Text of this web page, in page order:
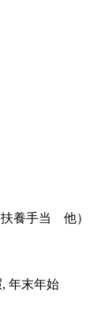
養手当 他）
年末年始